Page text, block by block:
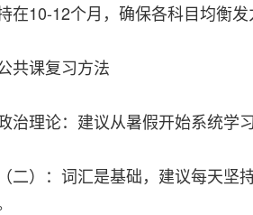
在10-12个月，确保各科目均衡发
共课复习方法
治理论：建议从暑假开始系统学
二）：词汇是基础，建议每天坚